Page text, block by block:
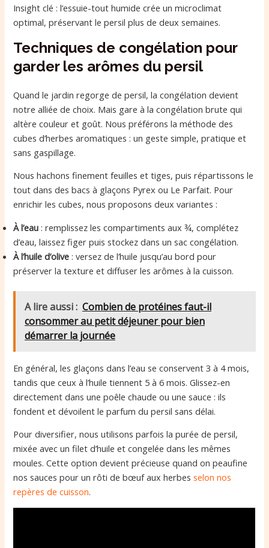
Insight clé : l’essuie-tout humide crée un microclimat
optimal, préservant le persil plus de deux semaines.
Techniques de congélation pour
garder les arômes du persil
Quand le jardin regorge de persil, la congélation devient
notre alliée de choix. Mais gare à la congélation brute qui
altère couleur et goût. Nous préférons la méthode des
cubes d’herbes aromatiques : un geste simple, pratique et
sans gaspillage.
Nous hachons finement feuilles et tiges, puis répartissons le
tout dans des bacs à glaçons Pyrex ou Le Parfait. Pour
enrichir les cubes, nous proposons deux variantes :
À l’eau : remplissez les compartiments aux ¾, complétez
d’eau, laissez figer puis stockez dans un sac congélation.
À l’huile d’olive : versez de l’huile jusqu’au bord pour
préserver la texture et diffuser les arômes à la cuisson.
A lire aussi : Combien de protéines faut-il
consommer au petit déjeuner pour bien
démarrer la journée
En général, les glaçons dans l’eau se conservent 3 à 4 mois,
tandis que ceux à l’huile tiennent 5 à 6 mois. Glissez-en
directement dans une poêle chaude ou une sauce : ils
fondent et dévoilent le parfum du persil sans délai.
Pour diversifier, nous utilisons parfois la purée de persil,
mixée avec un filet d’huile et congelée dans les mêmes
moules. Cette option devient précieuse quand on peaufine
nos sauces pour un rôti de bœuf aux herbesselon nos
repères de cuisson.